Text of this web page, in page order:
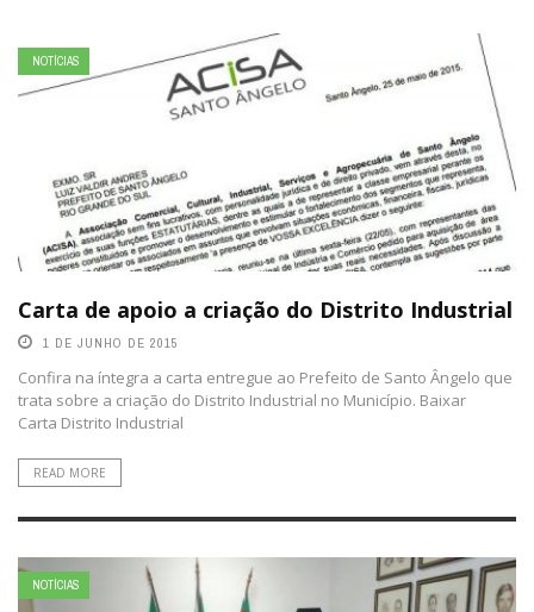
NOTÍCIAS
Carta de apoio a criação do Distrito Industrial
1 DE JUNHO DE 2015
Confira na íntegra a carta entregue ao Prefeito de Santo Ângelo que
trata sobre a criação do Distrito Industrial no Município. Baixar
Carta Distrito Industrial
READ MORE
NOTÍCIAS